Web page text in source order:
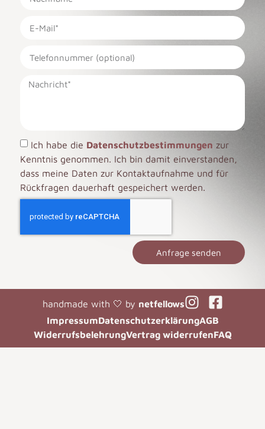
Ich habe die Datenschutzbestimmungen zur
Kenntnis genommen. Ich bin damit einverstanden,
dass meine Daten zur Kontaktaufnahme und für
Rückfragen dauerhaft gespeichert werden.
Anfrage senden
handmade with 🤍 by netfellows
ImpressumDatenschutzerklärungAGB
WiderrufsbelehrungVertrag widerrufenFAQ